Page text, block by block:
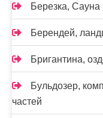
Березка, Сауна
Берендей,
Бригантина,
Бульдозер,
частей